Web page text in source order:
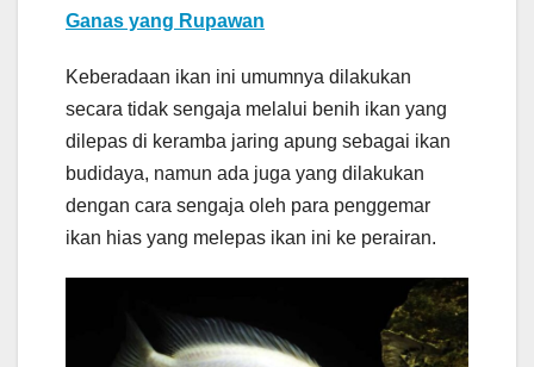
Ganas yang Rupawan
Keberadaan ikan ini umumnya dilakukan
secara tidak sengaja melalui benih ikan yang
dilepas di keramba jaring apung sebagai ikan
budidaya, namun ada juga yang dilakukan
dengan cara sengaja oleh para penggemar
ikan hias yang melepas ikan ini ke perairan.